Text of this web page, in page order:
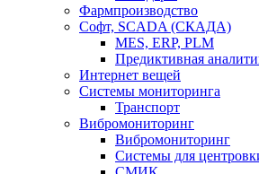
Фармпроизводство
Софт, SCADA (СКАДА)
MES, ERP, PLM
Предиктивная
Интернет вещей
Системы мониторинга
Транспорт
Вибромониторинг
Вибромониторинг
Системы для